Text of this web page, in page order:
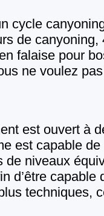
cycle
de canyoning,
falaise pour
ne voulez
est ouvert à
est capable
de niveaux
d’être capable
techniques,